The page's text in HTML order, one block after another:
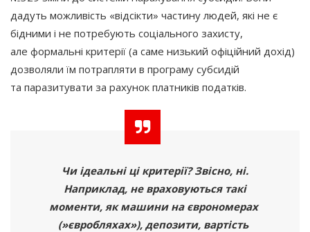
дадуть можливість «відсікти» частину людей, які не є
бідними і не потребують соціального захисту,
але формальні критерії (а саме низький офіційний дохід)
дозволяли їм потрапляти в програму субсидій
та паразитувати за рахунок платників податків.
Чи ідеальні ці критерії? Звісно, ні.
Наприклад, не враховуються такі
моменти, як машини на єврономерах
(»євробляхах»), депозити, вартість